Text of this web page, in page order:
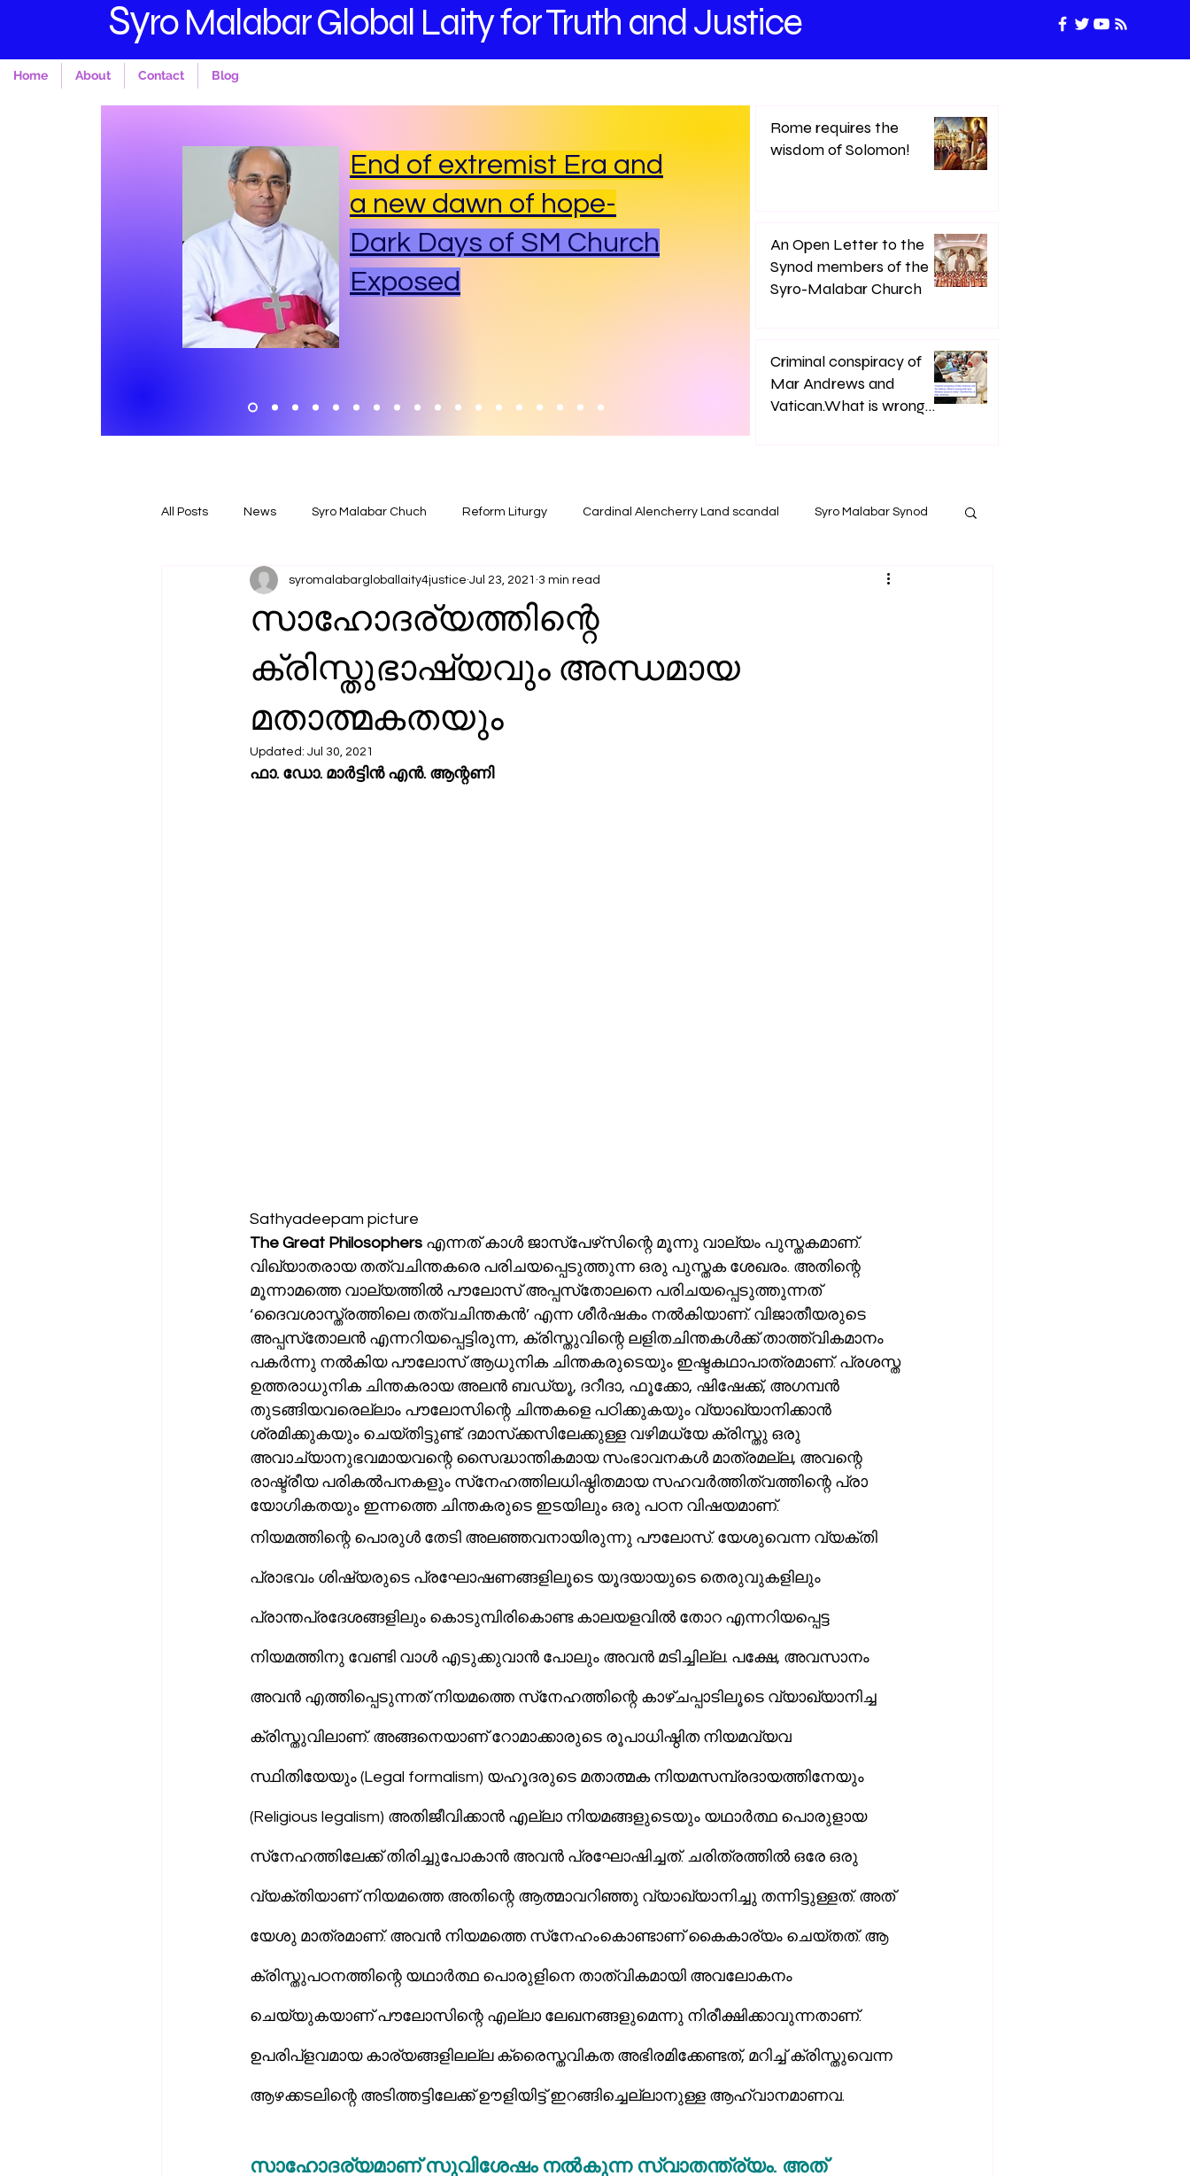
Syro Malabar Global Laityfor Truth andJustice
Home About Contact Blog
End of extremist Era and
a new dawn of hope-
Dark Days of SM Church
Exposed
Rome requires the
wisdom of Solomon!
An Open Letter to the
Synod members of the
Syro-Malabar Church
Criminal conspiracy of
Mar Andrews and
Vatican.What is wrong
All Posts News Syro Malabar Chuch Reform Liturgy Cardinal Alencherry Land scandal Syro Malabar Synod
സാഹോദര്യത്തിന്റെ
ക്രിസ്തുഭാഷ്യവും അന്ധമായ
മതാത്മകതയും
syromalabargloballaity4justice Jul 23, 2021 3 min read
Updated: Jul 30, 2021
ഫാ. ഡോ. മാര്‍ട്ടിന്‍ എന്‍. ആന്റണി
Sathyadeepam picture
The Great Philosophers എന്നത് കാള്‍ ജാസ്‌പേഴ്‌സിന്റെ മൂന്നു വാല്യം പുസ്തകമാണ്.
വിഖ്യാതരായ തത്വചിന്തകരെ പരിചയപ്പെടുത്തുന്ന ഒരു പുസ്തക ശേഖരം. അതിന്റെ
മൂന്നാമത്തെ വാല്യത്തില്‍ പൗലോസ് അപ്പസ്‌തോലനെ പരിചയപ്പെടുത്തുന്നത്
‘ദൈവശാസ്ത്രത്തിലെ തത്വചിന്തകന്‍’ എന്ന ശീര്‍ഷകം നല്‍കിയാണ്. വിജാതീയരുടെ
അപ്പസ്‌തോലന്‍ എന്നറിയപ്പെട്ടിരുന്ന, ക്രിസ്തുവിന്റെ ലളിതചിന്തകള്‍ക്ക് താത്ത്വികമാനം
പകര്‍ന്നു നല്‍കിയ പൗലോസ് ആധുനിക ചിന്തകരുടെയും ഇഷ്ടകഥാപാത്രമാണ്. പ്രശസ്ത
ഉത്തരാധുനിക ചിന്തകരായ അലന്‍ ബഡ്യൂ, ദറീദാ, ഫൂക്കോ, ഷിഷേക്ക്, അഗമ്പന്‍
തുടങ്ങിയവരെല്ലാം പൗലോസിന്റെ ചിന്തകളെ പഠിക്കുകയും വ്യാഖ്യാനിക്കാന്‍
ശ്രമിക്കുകയും ചെയ്തിട്ടുണ്ട്. ദമാസ്‌ക്കസിലേക്കുള്ള വഴിമധ്യേ ക്രിസ്തു ഒരു
അവാച്യാനുഭവമായവന്റെ സൈദ്ധാന്തികമായ സംഭാവനകള്‍ മാത്രമല്ല, അവന്റെ
രാഷ്ട്രീയ പരികല്‍പനകളും സ്‌നേഹത്തിലധിഷ്ഠിതമായ സഹവര്‍ത്തിത്വത്തിന്റെ പ്രാ
യോഗികതയും ഇന്നത്തെ ചിന്തകരുടെ ഇടയിലും ഒരു പഠന വിഷയമാണ്.
നിയമത്തിന്റെ പൊരുള്‍ തേടി അലഞ്ഞവനായിരുന്നു പൗലോസ്. യേശുവെന്ന വ്യക്തി
പ്രാഭവം ശിഷ്യരുടെ പ്രഘോഷണങ്ങളിലൂടെ യൂദയായുടെ തെരുവുകളിലും
പ്രാന്തപ്രദേശങ്ങളിലും കൊടുമ്പിരികൊണ്ട കാലയളവില്‍ തോറ എന്നറിയപ്പെട്ട
നിയമത്തിനു വേണ്ടി വാള്‍ എടുക്കുവാന്‍ പോലും അവന്‍ മടിച്ചില്ല. പക്ഷേ, അവസാനം
അവന്‍ എത്തിപ്പെടുന്നത് നിയമത്തെ സ്‌നേഹത്തിന്റെ കാഴ്ചപ്പാടിലൂടെ വ്യാഖ്യാനിച്ച
ക്രിസ്തുവിലാണ്. അങ്ങനെയാണ് റോമാക്കാരുടെ രൂപാധിഷ്ഠിത നിയമവ്യവ
സ്ഥിതിയേയും (Legal formalism) യഹൂദരുടെ മതാത്മക നിയമസമ്പ്രദായത്തിനേയും
(Religious legalism) അതിജീവിക്കാന്‍ എല്ലാ നിയമങ്ങളുടെയും യഥാര്‍ത്ഥ പൊരുളായ
സ്‌നേഹത്തിലേക്ക് തിരിച്ചുപോകാന്‍ അവന്‍ പ്രഘോഷിച്ചത്. ചരിത്രത്തില്‍ ഒരേ ഒരു
വ്യക്തിയാണ് നിയമത്തെ അതിന്റെ ആത്മാവറിഞ്ഞു വ്യാഖ്യാനിച്ചു തന്നിട്ടുള്ളത്. അത്
യേശു മാത്രമാണ്. അവന്‍ നിയമത്തെ സ്‌നേഹംകൊണ്ടാണ് കൈകാര്യം ചെയ്തത്. ആ
ക്രിസ്തുപഠനത്തിന്റെ യഥാര്‍ത്ഥ പൊരുളിനെ താത്വികമായി അവലോകനം
ചെയ്യുകയാണ് പൗലോസിന്റെ എല്ലാ ലേഖനങ്ങളുമെന്നു നിരീക്ഷിക്കാവുന്നതാണ്.
ഉപരിപ്‌ളവമായ കാര്യങ്ങളിലല്ല ക്രൈസ്തവികത അഭിരമിക്കേണ്ടത്, മറിച്ച് ക്രിസ്തുവെന്ന
ആഴക്കടലിന്റെ അടിത്തട്ടിലേക്ക് ഊളിയിട്ട് ഇറങ്ങിച്ചെല്ലാനുള്ള ആഹ്വാനമാണവ.
സാഹോദര്യമാണ് സുവിശേഷം നല്‍കുന്ന സ്വാതന്ത്ര്യം. അത്